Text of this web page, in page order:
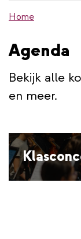
inhoud
Home
Agenda
Bekijk alle
en meer.